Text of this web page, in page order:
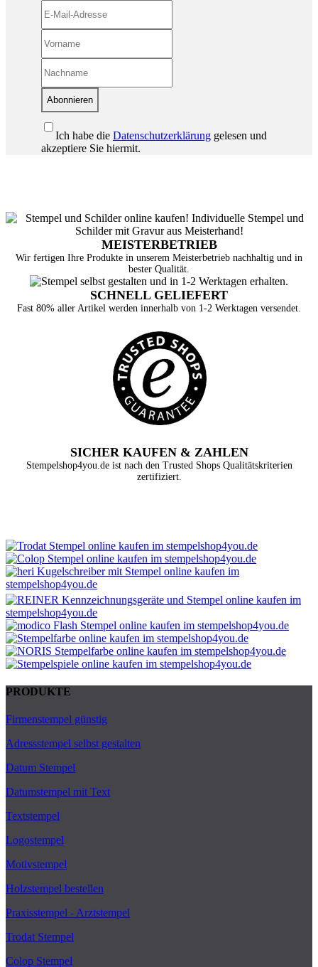
Abonnieren
Ich habe die Datenschutzerklärung gelesen und
akzeptiere Sie hiermit.
MEISTERBETRIEB
Wir fertigen Ihre Produkte in unserem Meisterbetrieb nachhaltig und in
bester Qualität.
SCHNELL GELIEFERT
Fast 80% aller Artikel werden innerhalb von 1-2 Werktagen versendet.
SICHER KAUFEN & ZAHLEN
Stempelshop4you.de ist nach den Trusted Shops Qualitätskriterien
zertifiziert.
PRODUKTE
Firmenstempel günstig
Adressstempel selbst gestalten
Datum Stempel
Datumstempel mit Text
Textstempel
Logostempel
Motivstempel
Holzstempel bestellen
Praxisstempel - Arztstempel
Trodat Stempel
Colop Stempel